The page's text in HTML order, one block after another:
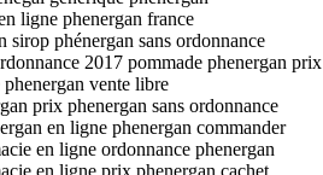
ligne phenergan france
sirop phénergan sans ordonnance
2017 pommade phenergan prix
vente libre
prix phenergan sans ordonnance
en ligne phenergan commander
en ligne ordonnance phenergan
en ligne prix phenergan cachet